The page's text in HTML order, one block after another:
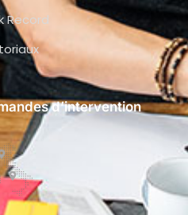
Record
d’intervention